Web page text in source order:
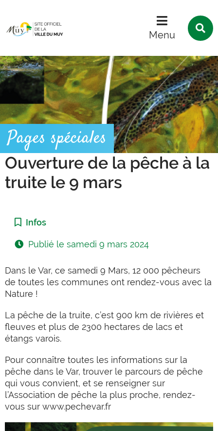
Menu
Pages spéciales
Ouverture de la pêche à la
truite le 9 mars
Catégorie :
Infos
Publié le samedi 9 mars 2024
Dans le Var, ce samedi 9 Mars, 12 000 pêcheurs
de toutes les communes ont rendez-vous avec la
Nature !
La pêche de la truite, c’est 900 km de rivières et
fleuves et plus de 2300 hectares de lacs et
étangs varois.
Pour connaître toutes les informations sur la
pêche dans le Var, trouver le parcours de pêche
qui vous convient, et se renseigner sur
l’Association de pêche la plus proche, rendez-
vous sur www.pechevar.fr